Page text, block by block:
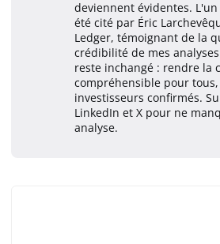
deviennent évidentes.
été cité par Éric
Ledger, témoignant de la
crédibilité de mes
reste inchangé : rendre la
compréhensible pour
investisseurs confirmés.
LinkedIn et X pour ne
analyse.